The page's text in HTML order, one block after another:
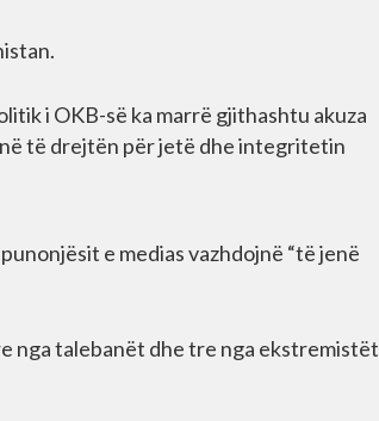
i OKB-së ka marrë gjithashtu akuza
të drejtën për jetë dhe integritetin
e medias vazhdojnë “të jenë
nga talebanët dhe tre nga ekstremistët